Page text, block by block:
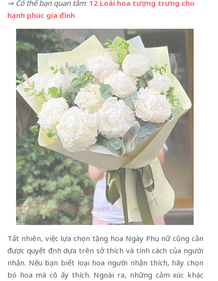
⇒ Có thể bạn quan tâm: 12 Loài hoa tượng trưng cho
hạnh phúc gia đình
Tất nhiên, việc lựa chọn tặng hoa Ngày Phụ nữ cũng cần
được quyết định dựa trên sở thích và tính cách của người
nhận. Nếu bạn biết loại hoa người nhận thích, hãy chọn
bó hoa mà cô ấy thích. Ngoài ra, những cảm xúc khác